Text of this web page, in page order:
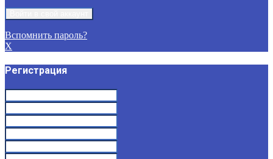
Вспомнить пароль?
X
Регистрация